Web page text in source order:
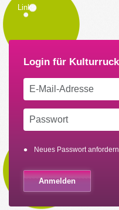
Links
Neues Passwort anfordern